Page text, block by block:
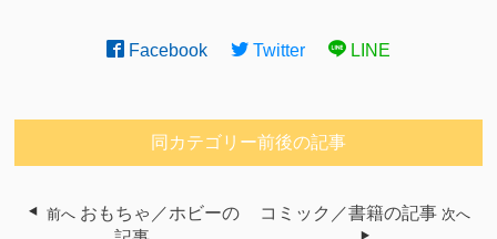
Facebook Twitter LINE
同カテゴリー前後の記事
前へ おもちゃ／ホビーの
コミック／書籍の記事 次へ